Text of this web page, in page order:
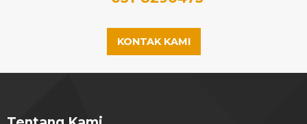
KONTAK KAMI